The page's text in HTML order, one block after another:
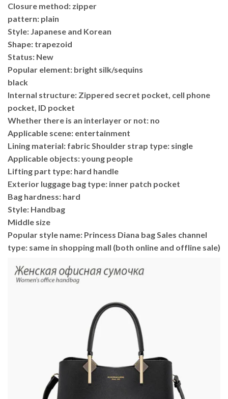
Closure method: zipper
pattern: plain
Style: Japanese and Korean
Shape: trapezoid
Status: New
Popular element: bright silk/sequins
black
Internal structure: Zippered secret pocket, cell phone
pocket, ID pocket
Whether there is an interlayer or not: no
Applicable scene: entertainment
Lining material: fabric Shoulder strap type: single
Applicable objects: young people
Lifting part type: hard handle
Exterior luggage bag type: inner patch pocket
Bag hardness: hard
Style: Handbag
Middle size
Popular style name: Princess Diana bag Sales channel
type: same in shopping mall (both online and offline sale)